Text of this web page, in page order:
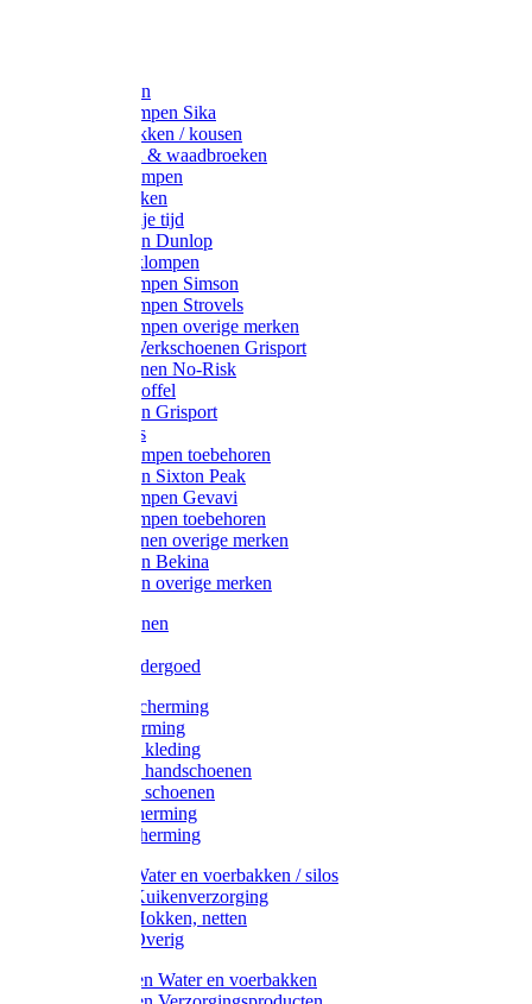
Werksokken
Schoenklompen Sika
Thermo sokken / kousen
Lieslaarzen & waadbroeken
Houten klompen
Wandelsokken
Laarzen vrije tijd
Werklaarzen Dunlop
Kunststof klompen
Schoenklompen Simson
Schoenklompen Strovels
Schoenklompen overige merken
Wandel-/ Werkschoenen Grisport
Werkschoenen No-Risk
Klomppantoffel
Werklaarzen Grisport
Accessoires
Houten klompen toebehoren
Werklaarzen Sixton Peak
Schoenklompen Gevavi
Schoenklompen toebehoren
Werkschoenen overige merken
Werklaarzen Bekina
Werklaarzen overige merken
Handschoenen
Thermo ondergoed
Gehoorbescherming
Oogbescherming
Disposable kleding
Disposable handschoenen
Disposable schoenen
Mondbescherming
Hoofdbescherming
Pluimvee Water en voerbakken / silos
Pluimvee Kuikenverzorging
Pluimvee Hokken, netten
Pluimvee Overig
Knaagdieren Water en voerbakken